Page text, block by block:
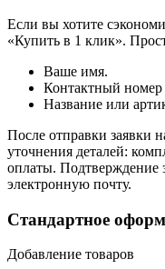
Если вы хотите
«Купить в 1 клик».
Ваше имя.
Контактный номер
Название или
После отправки заявки
уточнения деталей:
оплаты. Подтверждение
электронную почту.
Стандартное
Добавление товаров